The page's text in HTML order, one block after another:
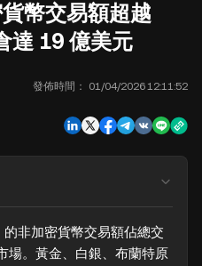
幣交易額超越
達 19 億美元
發佈時間： 01/04/2026 12:11:52
非加密貨幣交易額佔總交
場。黃金、白銀、布蘭特原